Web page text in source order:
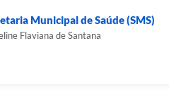
Municipal de Saúde (SMS)
Flaviana de Santana